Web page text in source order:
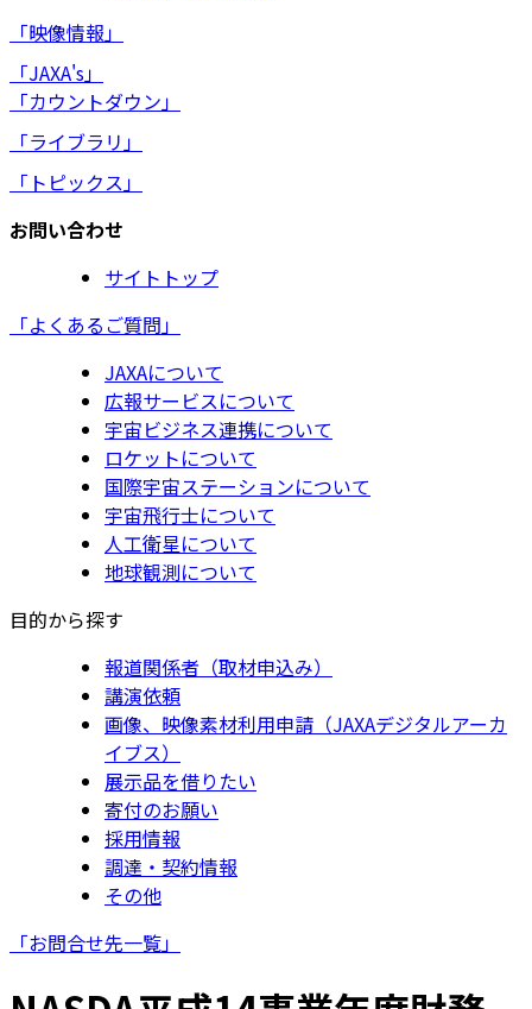
「映像情報」
「JAXA's」
「カウントダウン」
「ライブラリ」
「トピックス」
お問い合わせ
サイトトップ
「よくあるご質問」
JAXAについて
広報サービスについて
宇宙ビジネス連携について
ロケットについて
国際宇宙ステーションについて
宇宙飛行士について
人工衛星について
地球観測について
目的から探す
報道関係者（取材申込み）
講演依頼
画像、映像素材利用申請（JAXAデジタルアーカ
イブス）
展示品を借りたい
寄付のお願い
採用情報
調達・契約情報
その他
「お問合せ先一覧」